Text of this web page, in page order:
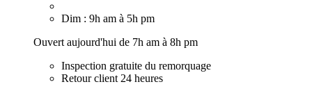
Dim : 9h am à 5h pm
Ouvert aujourd'hui de 7h am à 8h pm
Inspection gratuite du remorquage
Retour client 24 heures